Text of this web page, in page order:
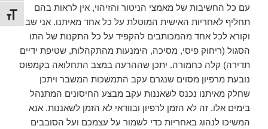
מתג
עם כל החשיבות של מאמצי הניטור והזיהוי, אין לראות בהם
תחליף לאחריות האישית המוטלת על כל אחד מאיתנו. אני שב
וקורא לכל אחד מהמכותבים להקפיד על כל התקנות של התו
הסגול (ריחוק פיסי, מסיכה, הימנעות מהתקהלות, שטיפת ידיים
תדירה) קלה כחמורה. יתכן שההרעה במצב התחלואה בקמפוס
נובעת מרפיון מסוים שנגרם עקב התמשכות המשבר ויתכן
שחלק מאיתנו נכנס לשאננות עקב מבצע החיסונים המתנהל
בימים אלו. זה לא הזמן לרפיון ובוודאי לא הזמן לשאננות. אנא
המשיכו לנהוג באחריות כדי לשמור על עצמכם ועל הסובבים